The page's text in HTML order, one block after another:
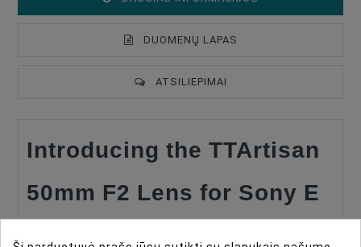
DUOMENŲ LAPAS
ATSILIEPIMAI
Type Of Product Lenses
Introducing the TTArtisan
50mm F2 Lens for Sony E
Mount